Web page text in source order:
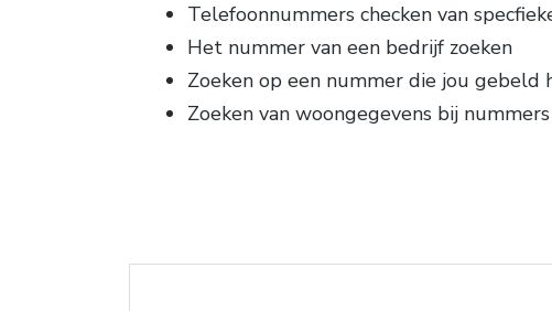
Telefoonnummers checken van
Het nummer van een bedrijf zoeken
Zoeken op een nummer die jou gebeld
Zoeken van woongegevens bij nummers